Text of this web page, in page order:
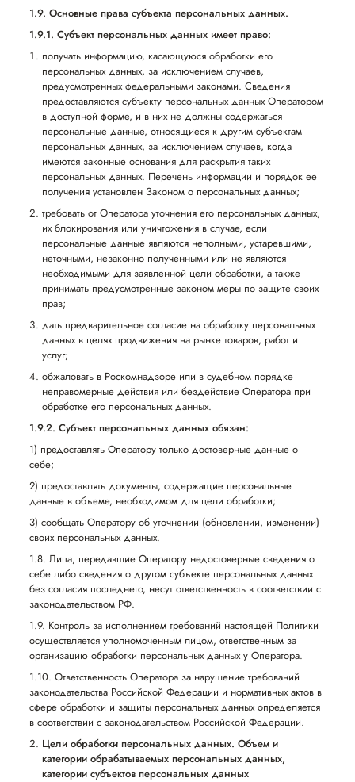
1.9. Основные права субъекта персональных данных.
1.9.1. Субъект персональных данных имеет право:
получать информацию, касающуюся обработки его
персональных данных, за исключением случаев,
предусмотренных федеральными законами. Сведения
предоставляются субъекту персональных данных Оператором
в доступной форме, и в них не должны содержаться
персональные данные, относящиеся к другим субъектам
персональных данных, за исключением случаев, когда
имеются законные основания для раскрытия таких
персональных данных. Перечень информации и порядок ее
получения установлен Законом о персональных данных;
требовать от Оператора уточнения его персональных данных,
их блокирования или уничтожения в случае, если
персональные данные являются неполными, устаревшими,
неточными, незаконно полученными или не являются
необходимыми для заявленной цели обработки, а также
принимать предусмотренные законом меры по защите своих
прав;
дать предварительное согласие на обработку персональных
данных в целях продвижения на рынке товаров, работ и
услуг;
обжаловать в Роскомнадзоре или в судебном порядке
неправомерные действия или бездействие Оператора при
обработке его персональных данных.
1.9.2. Субъект персональных данных обязан:
1) предоставлять Оператору только достоверные данные о
себе;
2) предоставлять документы, содержащие персональные
данные в объеме, необходимом для цели обработки;
3) сообщать Оператору об уточнении (обновлении, изменении)
своих персональных данных.
1.8. Лица, передавшие Оператору недостоверные сведения о
себе либо сведения о другом субъекте персональных данных
без согласия последнего, несут ответственность в соответствии с
законодательством РФ.
1.9. Контроль за исполнением требований настоящей Политики
осуществляется уполномоченным лицом, ответственным за
организацию обработки персональных данных у Оператора.
1.10. Ответственность Оператора за нарушение требований
законодательства Российской Федерации и нормативных актов в
сфере обработки и защиты персональных данных определяется
в соответствии с законодательством Российской Федерации.
Цели обработки персональных данных. Объем и
категории обрабатываемых персональных данных,
категории субъектов персональных данных